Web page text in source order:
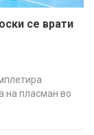
се врати
на пласман во